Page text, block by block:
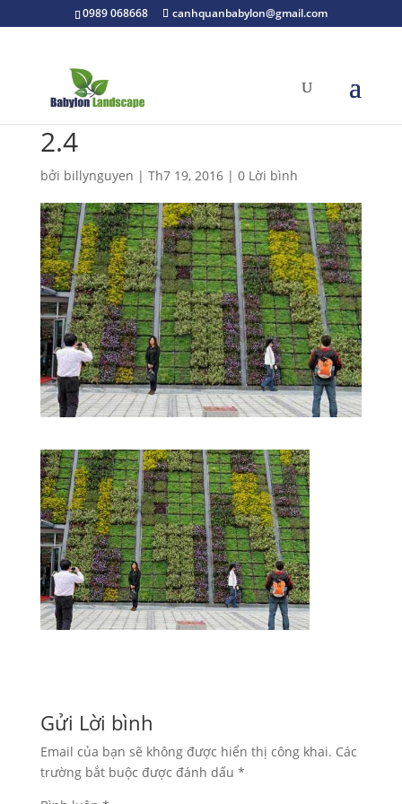
0989 068668 canhquanbabylon@gmail.com
2.4
bởi billynguyen | Th7 19, 2016| 0 Lời bình
Gửi Lời bình
Email của bạn sẽ không được hiển thị công khai. Các
trường bắt buộc được đánh dấu *